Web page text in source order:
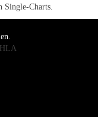
Single-Charts.